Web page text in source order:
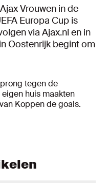
Vrouwen in de
Europa Cup is
via Ajax.nl en in
Oostenrijk begint om
tegen de
huis maakten
Koppen de goals.